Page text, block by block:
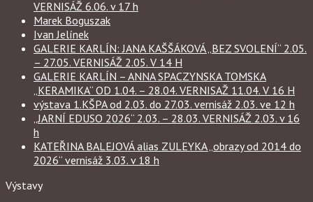
VERNISÁŽ 6.06. v 17 h
Marek Boguszak
Ivan Jelínek
GALERIE KARLÍN: JANA KAŠŠÁKOVÁ „BEZ SVOLENÍ“ 2.05.
– 27.05. VERNISÁŽ 2.05. V 14 H
GALERIE KARLÍN – ANNA SPACZYNSKA TOMSKA
„KERAMIKA“ OD 1.04. – 28.04. VERNISAŽ 11.04. V 16 H
výstava 1.KŠPA od 2.03. do 27.03. vernisáž 2.03. ve 12 h
„JARNÍ EDUSO 2026“ 2.03. – 28.03. VERNISÁŽ 2.03. v 16
h
KATEŘINA BALEJOVÁ alias ZULEYKA „obrazy od 2014 do
2026“ vernisáž 3.03. v 18 h
Výstavy